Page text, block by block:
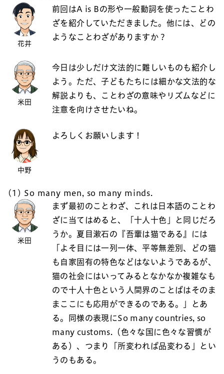
花井
前回はA is Bの形や一般動詞を使ったことわ
ざを紹介していただきました。他には、どの
ようなことわざがありますか？
米田
今日は少しだけ文法的に難しいものも紹介し
よう。ただ、子どもたちには細かな文法的な
解説よりも、ことわざの意味やリズムなどに
注意を向けさせたいね。
中野
よろしくお願いします！
(1) So many men, so many minds.
米田
まず最初のことわざ、これは日本語のことわ
ざに当てはめると、「十人十色」と同じだろ
うか。夏目漱石の『吾輩は猫である』には
「よそ目には一列一体、平等無差別、どの猫
も自家固有の特色などはないようであるが、
猫の社会にはいってみるとなかなか複雑なも
ので十人十色という人間界のことばはそのま
まここにも応用ができるのである。」とあ
る。同様の表現にSo many countries, so
many customs.（色々な国に色々な習慣が
ある）、つまり「所変われば品変わる」とい
うのもある。